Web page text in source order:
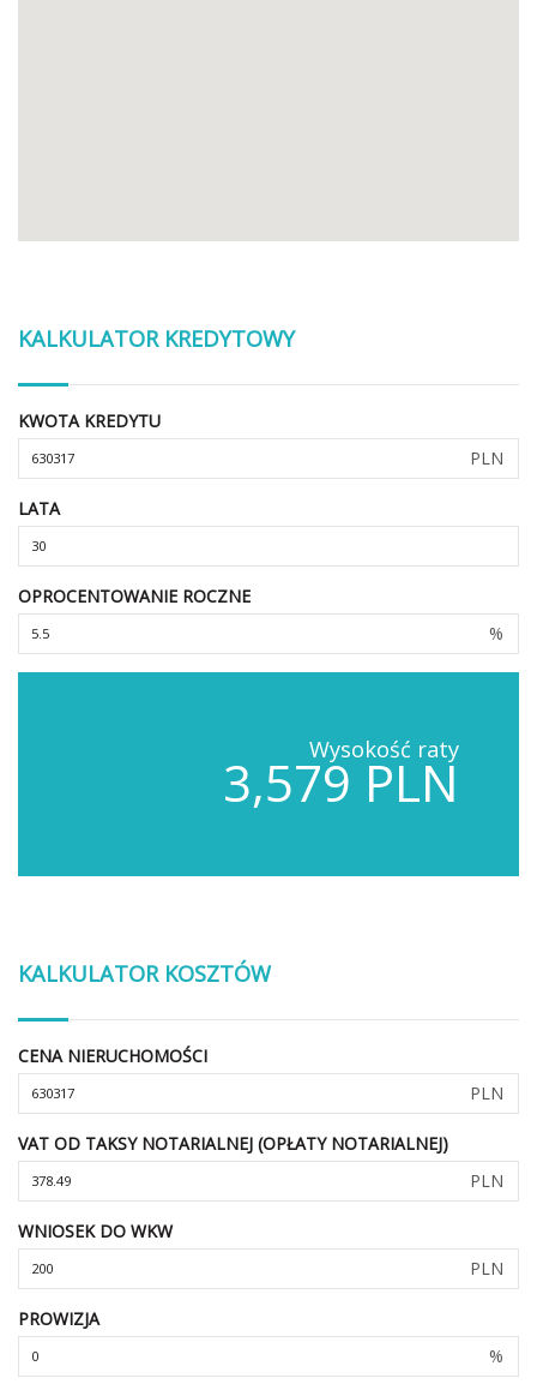
KALKULATOR KREDYTOWY
KWOTA KREDYTU
PLN
LATA
OPROCENTOWANIE ROCZNE
%
Wysokość raty
3,579 PLN
KALKULATOR KOSZTÓW
CENA NIERUCHOMOŚCI
PLN
VAT OD TAKSY NOTARIALNEJ (OPŁATY NOTARIALNEJ)
PLN
WNIOSEK DO WKW
PLN
PROWIZJA
%